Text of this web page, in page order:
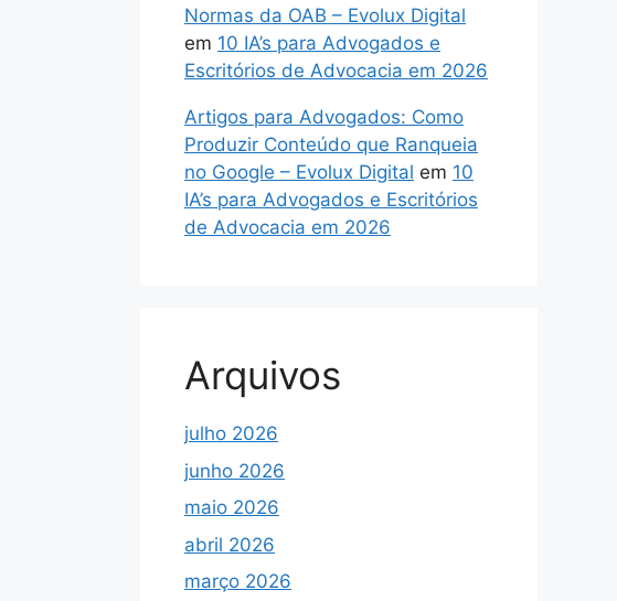
Normas da OAB – Evolux Digital
em 10 IA’s para Advogados e
Escritórios de Advocacia em 2026
Artigos para Advogados: Como
Produzir Conteúdo que Ranqueia
no Google – Evolux Digital em 10
IA’s para Advogados e Escritórios
de Advocacia em 2026
Arquivos
julho 2026
junho 2026
maio 2026
abril 2026
março 2026